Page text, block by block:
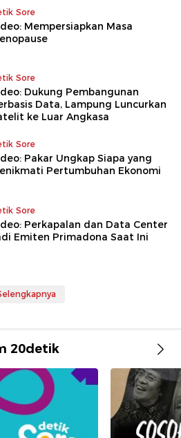
Sore
Mempersiapkan Masa
Sore
Dukung Pembangunan
Data, Lampung Luncurkan
ke Luar Angkasa
Sore
Pakar Ungkap Siapa yang
Pertumbuhan Ekonomi
Sore
Perkapalan dan Data Center
Emiten Primadona Saat Ini
20detik